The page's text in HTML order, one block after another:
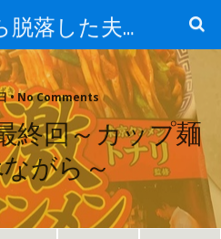
出世競争から脱落した夫と妻の日常
• No Comments
終回～カップ麺
がら～